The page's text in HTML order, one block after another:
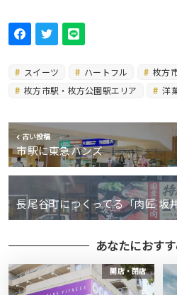
スイーツ ハートフル
枚方
枚方市駅・枚方公園駅エリア
洋
古い投稿
市駅に東急ハンズ
長尾谷町につくってる「肉匠 坂
あなたにおす
開店・閉店